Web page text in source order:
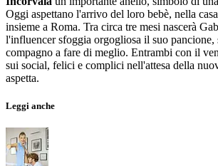
Oggi aspettano l'arrivo del loro bebè, nella
insieme a Roma. Tra circa tre mesi nascerà
l'influencer sfoggia orgogliosa il suo pancione,
compagno a fare di meglio. Entrambi con il
sui social, felici e complici nell'attesa della
aspetta.
Leggi anche